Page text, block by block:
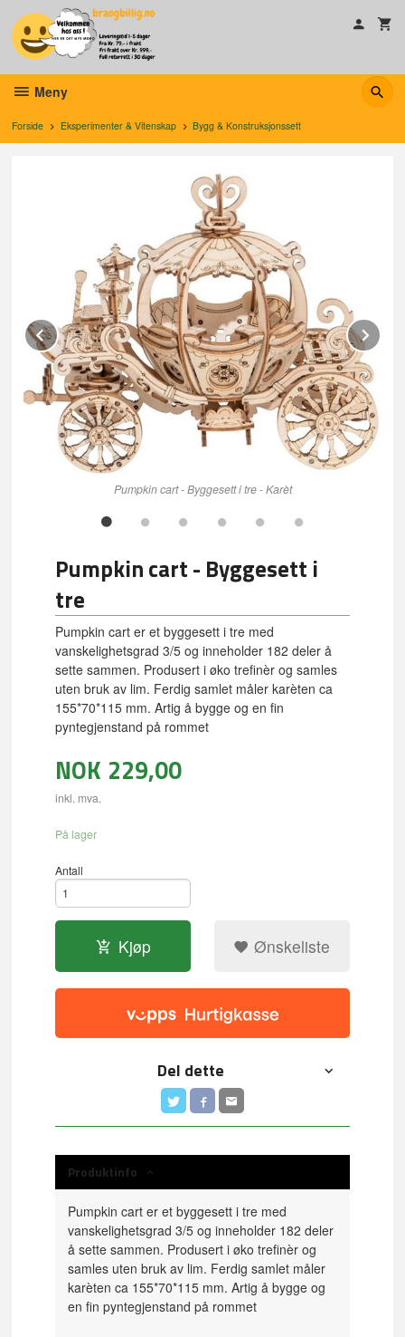
innholdet
Meny
Forside Eksperimenter & Vitenskap Bygg & Konstruksjonssett
Pumpkin cart - Byggesett i tre - Karèt
Prev
Pumpkin cart - Byggesett i
tre
Pumpkin cart er et byggesett i tre med
vanskelighetsgrad 3/5 og inneholder 182 deler å
sette sammen. Produsert i øko trefinèr og samles
uten bruk av lim. Ferdig samlet måler karèten ca
155*70*115 mm. Artig å bygge og en fin
pyntegjenstand på rommet
NOK 229,00
inkl. mva.
På lager
Antall
Kjøp Ønskeliste
Del dette
Produktinfo
Pumpkin cart er et byggesett i tre med
vanskelighetsgrad 3/5 og inneholder 182 deler
å sette sammen. Produsert i øko trefinèr og
samles uten bruk av lim. Ferdig samlet måler
karèten ca 155*70*115 mm. Artig å bygge og
en fin pyntegjenstand på rommet